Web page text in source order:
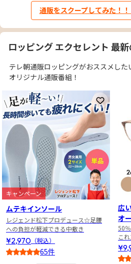
通販をスクープしてみた！
ロッピング エクセレント 最
テレ朝通販ロッピングがおススメし
オリジナル通販番組！
お気に入
キャンペーン
ムテキインソール
レジェンド松下プロデュース☆足腰
への負担が軽減できる中敷き
¥2,970 （税込）
65件
広
オ
50
こ